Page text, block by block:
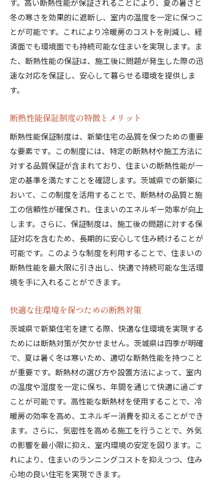
す。高い断熱性能が保証されることにより、夏の暑さと
冬の寒さを効果的に遮断し、室内の温度を一定に保つこ
とが可能です。これにより冷暖房のコストを削減し、経
済面でも環境面でも持続可能な住まいを実現します。ま
た、断熱性能の保証は、施工後に問題が発生した際の迅
速な対応を保証し、安心して暮らせる環境を提供しま
す。
断熱性能保証制度の特徴とメリット
断熱性能保証制度は、新築住宅の品質を保つための重要
な要素です。この制度には、特定の断熱材や施工方法に
対する品質保証が含まれており、住まいの断熱性能が一
定の基準を満たすことを確認します。茨城県での新築に
おいて、この制度を活用することで、断熱材の品質と施
工の信頼性が確保され、住まいのエネルギー効率が向上
します。さらに、保証制度は、施工後の問題に対する保
証対応を含むため、長期的に安心して住み続けることが
可能です。このような制度を利用することで、住まいの
断熱性能を最大限に引き出し、快適で持続可能な生活環
境を手に入れることができます。
快適な住環境を保つための断熱対策
茨城県で新築住宅を建てる際、快適な住環境を実現する
ためには断熱対策が欠かせません。茨城県は四季が明確
で、夏は暑く冬は寒いため、適切な断熱性能を持つこと
が重要です。断熱材の選び方や設置方法によって、室内
の温度や湿度を一定に保ち、年間を通じて快適に過ごす
ことが可能です。高性能な断熱材を使用することで、冷
暖房の効率を高め、エネルギー消費を抑えることができ
ます。さらに、気密性を高める施工を行うことで、外気
の影響を最小限に抑え、室内環境の安定を図ります。こ
れにより、住まいのランニングコストを抑えつつ、住み
心地の良い住宅を実現できます。